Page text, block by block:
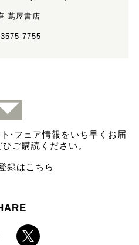
蔦屋書店
7755
·フェア情報をいち早くお届
ご購読ください。
録はこちら